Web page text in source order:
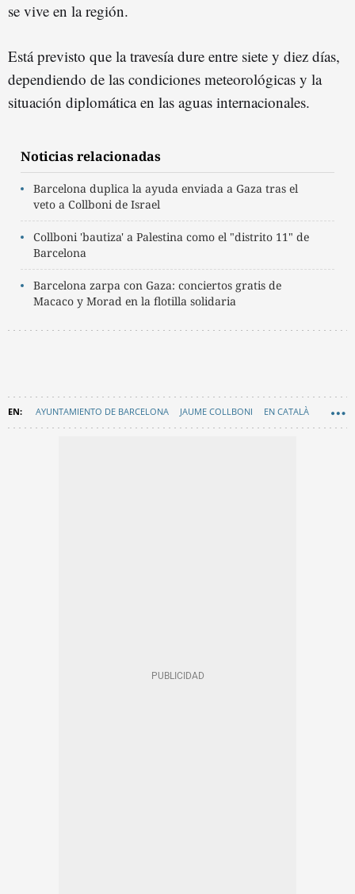
se vive en la región.
Está previsto que la travesía dure entre siete y diez días,
dependiendo de las condiciones meteorológicas y la
situación diplomática en las aguas internacionales.
Noticias relacionadas
Barcelona duplica la ayuda enviada a Gaza tras el
veto a Collboni de Israel
Collboni 'bautiza' a Palestina como el "distrito 11" de
Barcelona
Barcelona zarpa con Gaza: conciertos gratis de
Macaco y Morad en la flotilla solidaria
AYUNTAMIENTO DE BARCELONA JAUME COLLBONI EN CATALÀ